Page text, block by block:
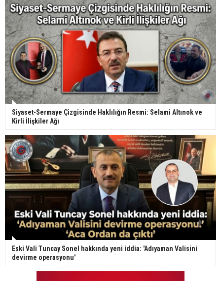
Siyaset-Sermaye Çizgisinde Haklılığın Resmi: Selami Altınok ve
Kirli İlişkiler Ağı
Eski Vali Tuncay Sonel hakkında yeni iddia: 'Adıyaman Valisini
devirme operasyonu'